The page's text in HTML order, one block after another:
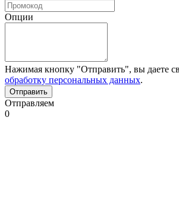
Опции
Нажимая кнопку "Отправить", вы даете
обработку персональных данных.
Отправляем
0